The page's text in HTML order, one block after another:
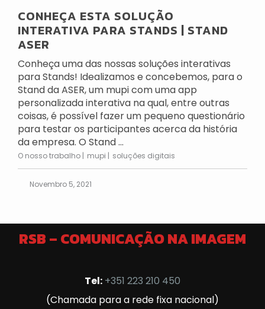
CONHEÇA ESTA SOLUÇÃO
INTERATIVA PARA STANDS | STAND
ASER
Conheça uma das nossas soluções interativas
para Stands! Idealizamos e concebemos, para o
Stand da ASER, um mupi com uma app
personalizada interativa na qual, entre outras
coisas, é possível fazer um pequeno questionário
para testar os participantes acerca da história
da empresa. O Stand ...
O nosso trabalho mupi soluções digitais
Novembro 5, 2021
RSB – COMUNICAÇÃO NA IMAGEM
Tel: +351 223 210 450
(Chamada para a rede fixa nacional)